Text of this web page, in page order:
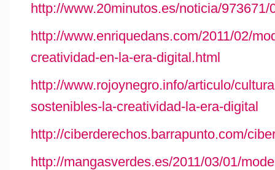
http://www.20minutos.es/noticia/
http://www.enriquedans.com/2011/02/
creatividad-en-la-era-digital.html
http://www.rojoynegro.info/articulo/
sostenibles-la-creatividad-la-era-digital
http://ciberderechos.barrapunto.com/
http://mangasverdes.es/2011/03/01/